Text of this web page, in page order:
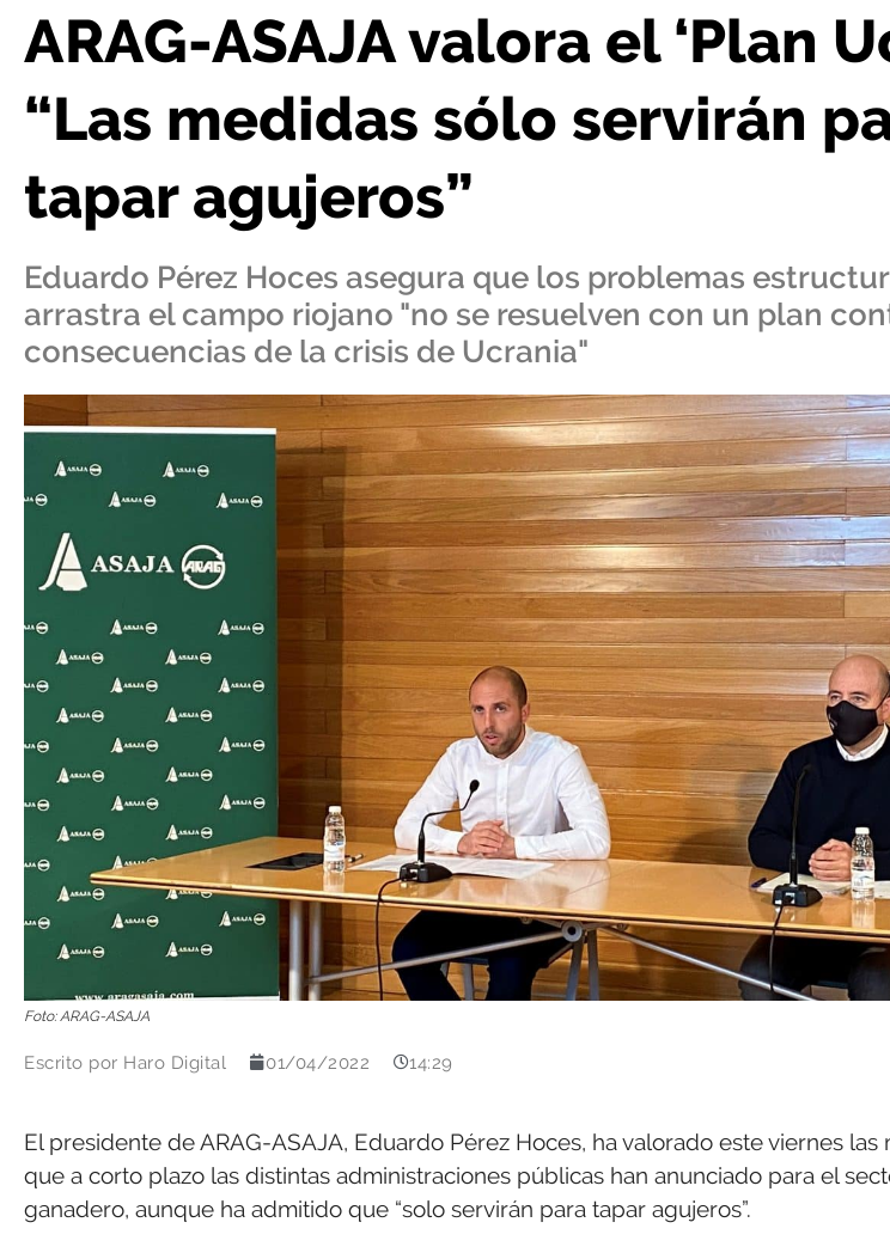
ARAG-ASAJA valora el ‘Plan
“Las medidas sólo servirán
tapar agujeros”
Eduardo Pérez Hoces asegura que los problemas
arrastra el campo riojano "no se resuelven con un plan
consecuencias de la crisis de Ucrania"
Foto: ARAG-ASAJA
Escrito por Haro Digital 01/04/2022 14:29
El presidente de ARAG-ASAJA, Eduardo Pérez Hoces, ha valorado este viernes
que a corto plazo las distintas administraciones públicas han anunciado para el
ganadero, aunque ha admitido que “solo servirán para tapar agujeros”.